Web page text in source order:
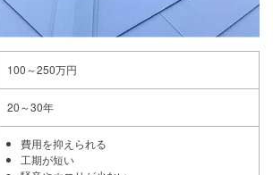
100～250万円
20～30年
費用を抑えられる
工期が短い